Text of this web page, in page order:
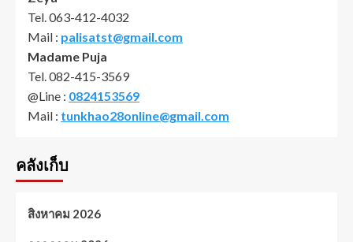
Tel. 063-412-4032
Mail : palisatst@gmail.com
Madame Puja
Tel. 082-415-3569
@Line : 0824153569
Mail : tunkhao28online@gmail.com
คลังเก็บ
สิงหาคม 2026